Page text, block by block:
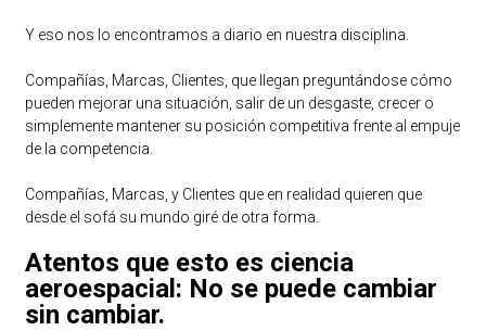
Y eso nos lo encontramos a diario en nuestra disciplina.
Compañías, Marcas, Clientes, que llegan preguntándose cómo
pueden mejorar una situación, salir de un desgaste, crecer o
simplemente mantener su posición competitiva frente al empuje
de la competencia.
Compañías, Marcas, y Clientes que en realidad quieren que
desde el sofá su mundo giré de otra forma.
Atentos que esto es ciencia
aeroespacial: No se puede cambiar
sin cambiar.